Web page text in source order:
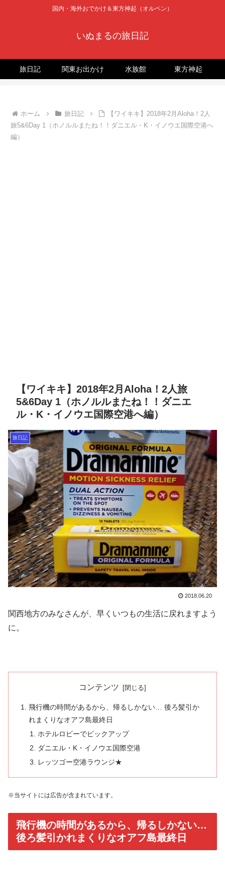
国内・海外おでかけ＆東方神起（オルペン）
いぬまるの旅日記
旅日記 関東お出かけ 水族館 東方神起
ホーム 旅日記
【ワイキキ】2018年2月Aloha！2人
旅5&6Day 1（ホノルルまたね！！ダニエル・K・イノウエ国際空港へ
編）
【ワイキキ】2018年2月Aloha！2人旅
5&6Day 1（ホノルルまたね！！ダニエ
ル・K・イノウエ国際空港へ編）
旅日記
2018.06.20
関西地方のみなさんが、早くいつもの生活に戻れますよう
に。
コンテンツ
飛行機の時間があるから、帰るしかない… 後ろ髪引か
れまくりなオアフ島最終日
ホテルロビーでピックアップ
ダニエル・K・イノウエ国際空港
レッツゴー空港ラウンジ★
※当サイトには広告が含まれています。
飛行機の時間があるから、帰るしかない…
後ろ髪引かれまくりなオアフ島最終日